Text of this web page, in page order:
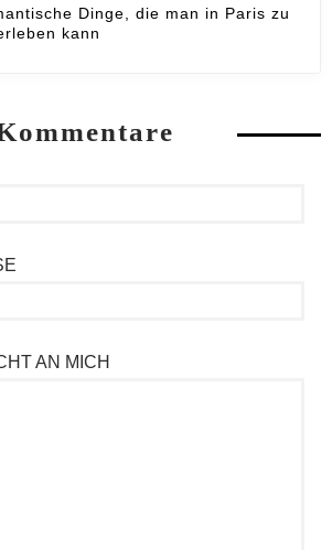
Dinge, die man in Paris zu
kann
AN MICH